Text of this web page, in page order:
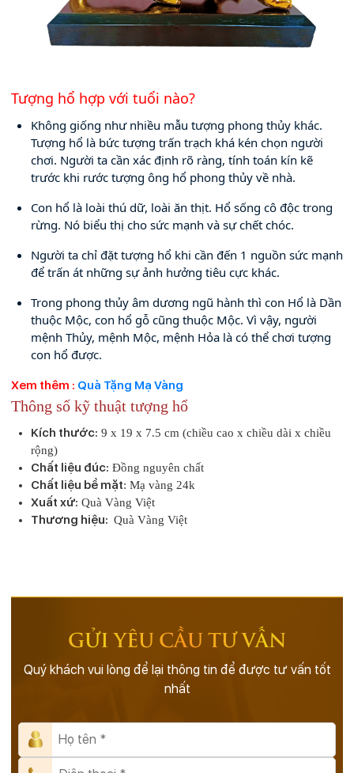
Tượng hổ hợp với tuổi nào?
Không giống như nhiều mẫu tượng phong thủy khác.
Tượng hổ là bức tượng trấn trạch khá kén chọn người
chơi. Người ta cần xác định rõ ràng, tính toán kín kẽ
trước khi rước tượng ông hổ phong thủy về nhà.
Con hổ là loài thú dữ, loài ăn thịt. Hổ sống cô độc trong
rừng. Nó biểu thị cho sức mạnh và sự chết chóc.
Người ta chỉ đặt tượng hổ khi cần đến 1 nguồn sức mạnh
để trấn át những sự ảnh hưởng tiêu cực khác.
Trong phong thủy âm dương ngũ hành thì con Hổ là Dần
thuộc Mộc, con hổ gỗ cũng thuộc Mộc. Vì vậy, người
mệnh Thủy, mệnh Mộc, mệnh Hỏa là có thể chơi tượng
con hổ được.
Xem thêm : Quà Tặng Mạ Vàng
Thông số kỹ thuật tượng hổ
Kích thước: 9 x 19 x 7.5 cm (chiều cao x chiều dài x chiều
rộng)
Chất liệu đúc: Đồng nguyên chất
Chất liệu bề mặt: Mạ vàng 24k
Xuất xứ: Quà Vàng Việt
Thương hiệu: Quà Vàng Việt
GỬI YÊU CẦU TƯ VẤN
Quý khách vui lòng để lại thông tin để được tư vấn tốt
nhất